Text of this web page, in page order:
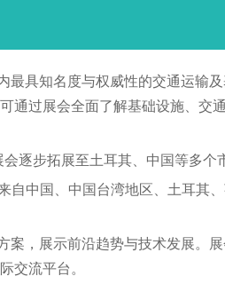
具知名度与权威性的交通运输
通过展会全面了解基础设施、
逐步拓展至土耳其、中国等多
自中国、中国台湾地区、土耳
案，展示前沿趋势与技术发展。
交流平台。